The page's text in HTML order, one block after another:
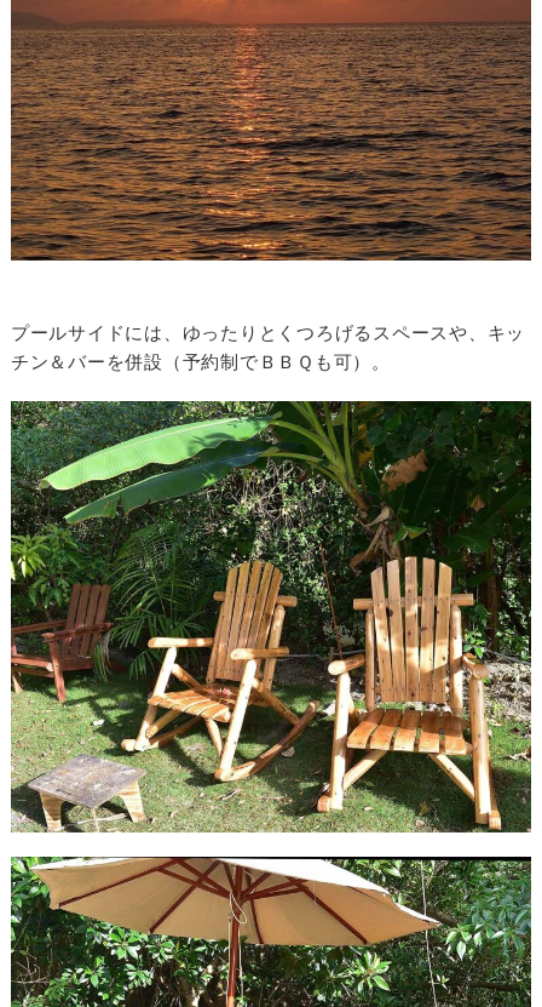
プールサイドには、ゆったりとくつろげるスペースや、キッ
チン＆バーを併設（予約制でＢＢＱも可）。